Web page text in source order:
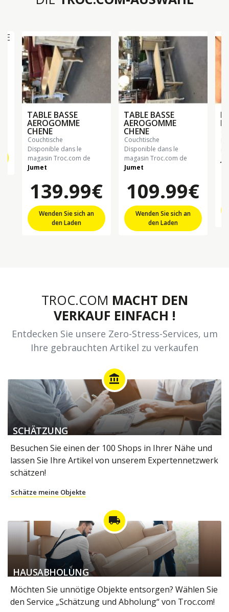
TABLE BASSE
AEROGOMME
CHENE
couchtische
Disponible dans le
magasin Troc.com de
Jumet
139.99€
Wenden Sie sich an
den Laden
TABLE BASSE
AEROGOMME
CHENE
couchtische
Disponible dans le
magasin Troc.com de
Jumet
109.99€
Wenden Sie sich an
den Laden
TROC.COM MACHT DEN
VERKAUF EINFACH !
Entdecken Sie unsere Zero-Stress-Services, um
Ihre gebrauchten Artikel zu verkaufen
account_balance
SCHÄTZUNG
Besuchen Sie einen der 100 Shops in Ihrer Nähe und
lassen Sie Ihre Artikel von unserem Expertennetzwerk
schätzen!
Schätze meine Objekte
local_shipping
HAUSABHOLUNG
Möchten Sie unnötige Objekte entsorgen? Wählen Sie
den Service „Schätzung und Abholung“ von Troc.com!